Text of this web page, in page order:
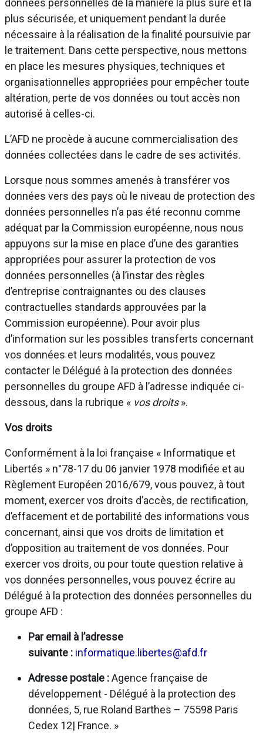
données personnelles de la manière la plus sûre et la
plus sécurisée, et uniquement pendant la durée
nécessaire à la réalisation de la finalité poursuivie par
le traitement. Dans cette perspective, nous mettons
en place les mesures physiques, techniques et
organisationnelles appropriées pour empêcher toute
altération, perte de vos données ou tout accès non
autorisé à celles-ci.
L’AFD ne procède à aucune commercialisation des
données collectées dans le cadre de ses activités.
Lorsque nous sommes amenés à transférer vos
données vers des pays où le niveau de protection des
données personnelles n’a pas été reconnu comme
adéquat par la Commission européenne, nous nous
appuyons sur la mise en place d’une des garanties
appropriées pour assurer la protection de vos
données personnelles (à l’instar des règles
d’entreprise contraignantes ou des clauses
contractuelles standards approuvées par la
Commission européenne). Pour avoir plus
d’information sur les possibles transferts concernant
vos données et leurs modalités, vous pouvez
contacter le Délégué à la protection des données
personnelles du groupe AFD à l’adresse indiquée ci-
dessous, dans la rubrique « vos droits».
Vos droits
Conformément à la loi française « Informatique et
Libertés » n°78-17 du 06 janvier 1978 modifiée et au
Règlement Européen 2016/679, vous pouvez, à tout
moment, exercer vos droits d’accès, de rectification,
d’effacement et de portabilité des informations vous
concernant, ainsi que vos droits de limitation et
d’opposition au traitement de vos données. Pour
exercer vos droits, ou pour toute question relative à
vos données personnelles, vous pouvez écrire au
Délégué à la protection des données personnelles du
groupe AFD :
Par email à l’adresse
suivante : informatique.libertes@afd.fr
Adresse postale :Agence française de
développement - Délégué à la protection des
données, 5, rue Roland Barthes – 75598 Paris
Cedex 12| France. »